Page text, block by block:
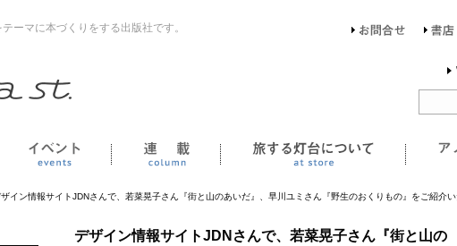
ーマに本づくりをする出版社です。
イベント 連載 旅する
お問合
イン情報サイトJDNさんで、若菜晃子さん『街と山のあいだ』、早川ユミさん『野生のおくりもの』をご紹介い
デザイン情報サイトJDNさんで、若菜晃子さん『街と山の